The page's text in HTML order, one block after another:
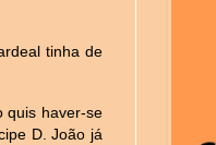
tinha de
quis haver-se
D. João já